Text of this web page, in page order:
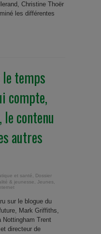
Christine Thoër
les différentes
le temps
compte,
contenu
autres
et santé, Dossier
& jeunesse, Jeunes,
sur le blogue du
Mark Griffiths,
Nottingham Trent
directeur de